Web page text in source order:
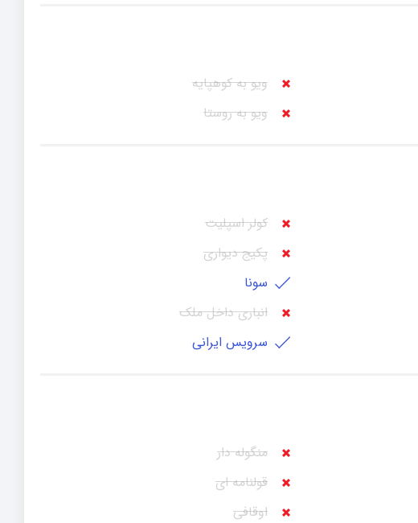
ویو به کوهپایه
ویو به روستا
کولر اسپلیت
پکیج دیواری
سونا
انباری داخل ملک
سرویس ایرانی
منگوله دار
قولنامه ای
اوقافی